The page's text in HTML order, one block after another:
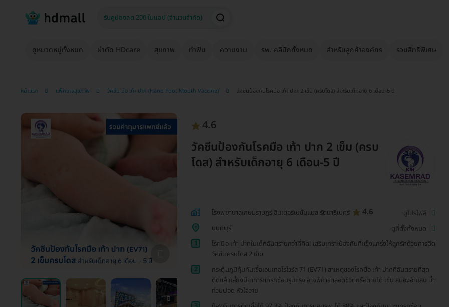
ดูหมวดหมู่ทั้งหมด ผ่าตัด HDcare สุขภาพ ทำฟัน ความงาม รพ. คลินิกทั้งหมด สำหรับลูกค้าองค์กร รวมสิทธิพิเศษ
หน้าแรก แพ็กเกจสุขภาพ วัคซีน มือ เท้า ปาก (Hand Foot Mouth Vaccine) วัคซีนป้องกันโรคมือ เท้า ปาก 2 เข็ม (ครบโดส) สำหรับเด็กอายุ 6 เดือน-5 ปี
4.6
วัคซีนป้องกันโรคมือ เท้า ปาก 2 เข็ม (ครบ
โดส) สำหรับเด็กอายุ 6 เดือน-5 ปี
โรงพยาบาลเกษมราษฎร์ อินเตอร์เนชั่นแนล รัตนาธิเบศร์ 4.6
ดูโปรไฟล์
นนทบุรี
ดูที่ตั้งทั้งหมด
1
โรคมือ เท้า ปากในเด็กอันตรายกว่าที่คิด! เสริมเกราะป้องกันที่แข็งแกร่งให้ลูกรักด้วยการฉีด
วัคซีนครบโดส 2 เข็ม
2
กระตุ้นภูมิคุ้มกันเชื้อเอนเทอโรไวรัส 71 (EV71) สาเหตุของโรคมือ เท้า ปากที่อันตรายที่สุด
ติดแล้วเสี่ยงมีอาการแทรกซ้อนรุนแรง อาจพิการตลอดชีวิตหรือตายได้ เช่น สมองอักเสบ น้ำ
ท่วมปอด หัวใจวาย